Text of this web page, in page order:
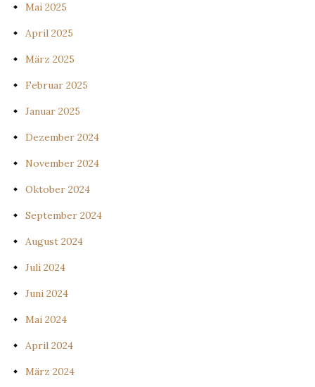
Mai 2025
April 2025
März 2025
Februar 2025
Januar 2025
Dezember 2024
November 2024
Oktober 2024
September 2024
August 2024
Juli 2024
Juni 2024
Mai 2024
April 2024
März 2024